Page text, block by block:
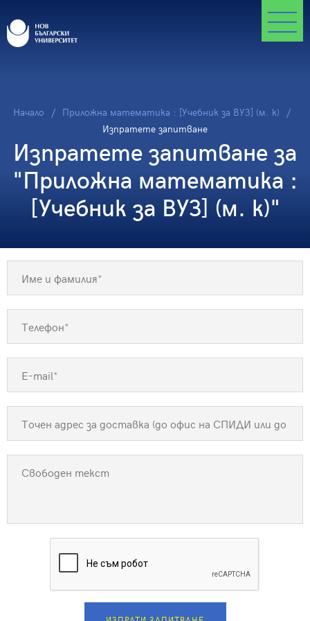
Начало
Приложна математика : [Учебник за ВУЗ] (м. к)
Изпратете запитване
Изпратете запитване за
"Приложна математика :
[Учебник за ВУЗ] (м. к)"